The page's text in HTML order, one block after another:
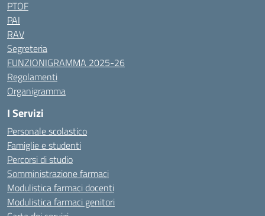
PTOF
PAI
RAV
Segreteria
FUNZIONIGRAMMA 2025-26
Regolamenti
Organigramma
I Servizi
Personale scolastico
Famiglie e studenti
Percorsi di studio
Somministrazione farmaci
Modulistica farmaci docenti
Modulistica farmaci genitori